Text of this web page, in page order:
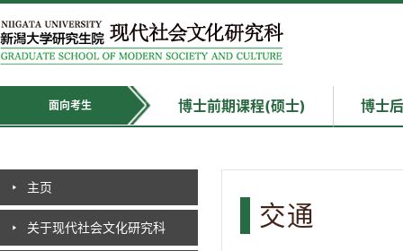
面向考生 博士前期课程(硕士) 博士
主页
关于现代社会文化研究科 交通